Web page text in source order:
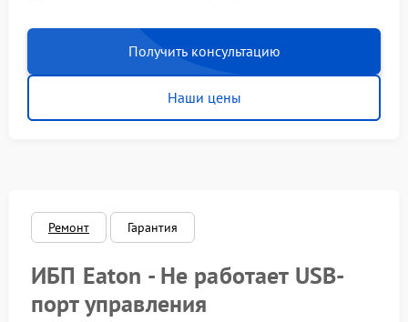
Получить консультацию
Наши цены
Ремонт Гарантия
ИБП Eaton - Не работает USB-
порт управления